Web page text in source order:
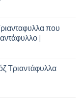
που
|
Τριαντάφυλλα